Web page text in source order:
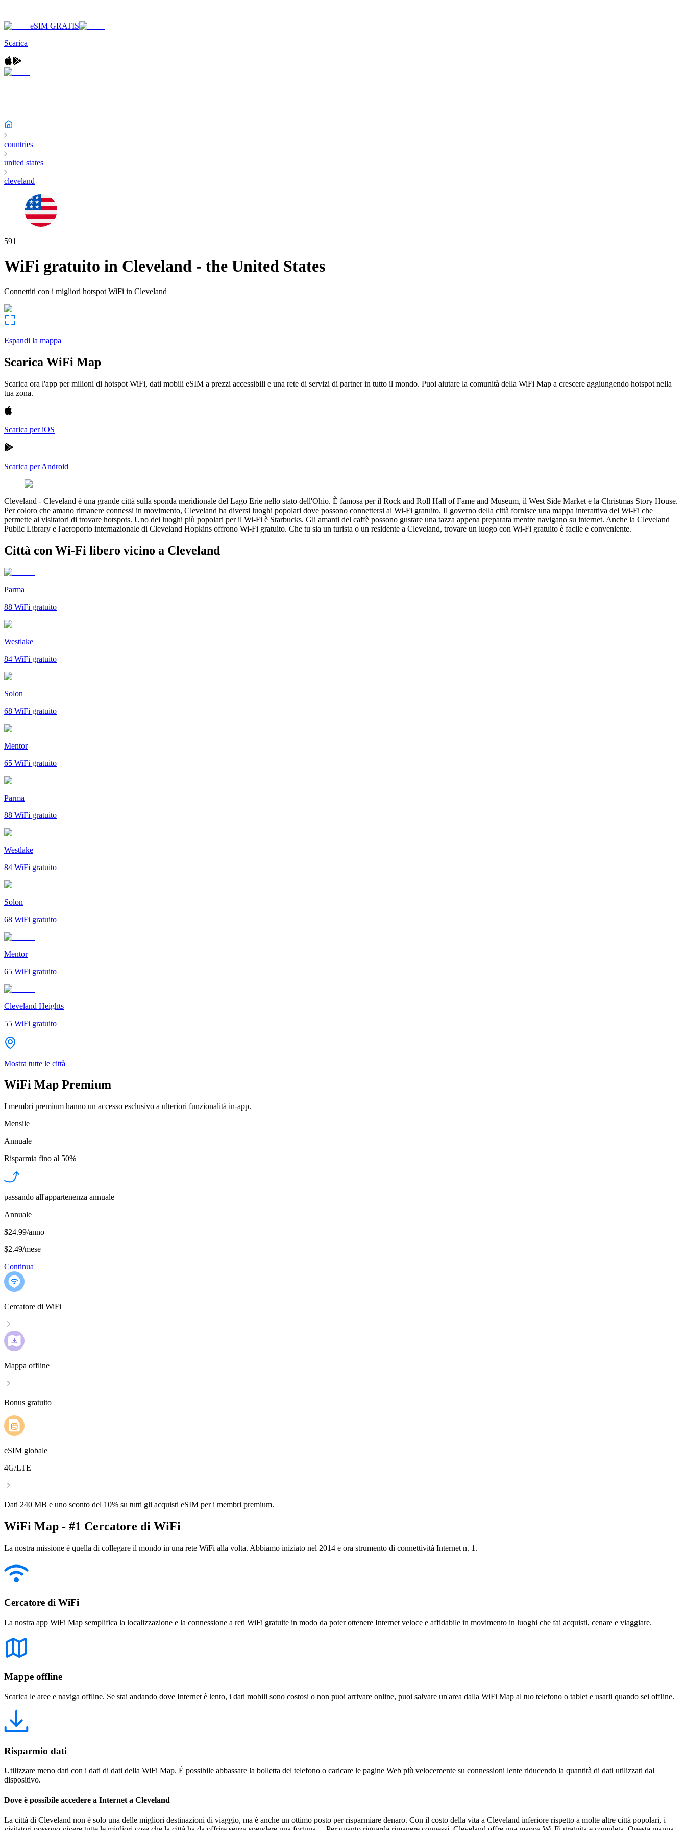
eSIM GRATIS
Scarica
countries
united states
cleveland
591
WiFi gratuito in Cleveland - the United States
Connettiti con i migliori hotspot WiFi in Cleveland
Espandi la mappa
Scarica WiFi Map
Scarica ora l'app per milioni di hotspot WiFi, dati mobili eSIM a prezzi accessibili e una rete di servizi di partner in tutto il mondo. Puoi aiutare la comunità della WiFi Map a crescere aggiungendo hotspot nella
tua zona.
Scarica per iOS
Scarica per Android
Cleveland - Cleveland è una grande città sulla sponda meridionale del Lago Erie nello stato dell'Ohio. È famosa per il Rock and Roll Hall of Fame and Museum, il West Side Market e la Christmas Story House.
Per coloro che amano rimanere connessi in movimento, Cleveland ha diversi luoghi popolari dove possono connettersi al Wi-Fi gratuito. Il governo della città fornisce una mappa interattiva del Wi-Fi che
permette ai visitatori di trovare hotspots. Uno dei luoghi più popolari per il Wi-Fi è Starbucks. Gli amanti del caffè possono gustare una tazza appena preparata mentre navigano su internet. Anche la Cleveland
Public Library e l'aeroporto internazionale di Cleveland Hopkins offrono Wi-Fi gratuito. Che tu sia un turista o un residente a Cleveland, trovare un luogo con Wi-Fi gratuito è facile e conveniente.
Città con Wi-Fi libero vicino a Cleveland
Parma
88 WiFi gratuito
Westlake
84 WiFi gratuito
Solon
68 WiFi gratuito
Mentor
65 WiFi gratuito
Parma
88 WiFi gratuito
Westlake
84 WiFi gratuito
Solon
68 WiFi gratuito
Mentor
65 WiFi gratuito
Cleveland Heights
55 WiFi gratuito
Mostra tutte le città
WiFi Map Premium
I membri premium hanno un accesso esclusivo a ulteriori funzionalità in-app.
Mensile
Annuale
Risparmia fino al 50%
passando all'appartenenza annuale
Annuale
$24.99/anno
$2.49/mese
Continua
Cercatore di WiFi
Mappa offline
Bonus gratuito
eSIM globale
4G/LTE
Dati 240 MB e uno sconto del 10% su tutti gli acquisti eSIM per i membri premium.
WiFi Map - #1 Cercatore di WiFi
La nostra missione è quella di collegare il mondo in una rete WiFi alla volta. Abbiamo iniziato nel 2014 e ora strumento di connettività Internet n. 1.
Cercatore di WiFi
La nostra app WiFi Map semplifica la localizzazione e la connessione a reti WiFi gratuite in modo da poter ottenere Internet veloce e affidabile in movimento in luoghi che fai acquisti, cenare e viaggiare.
Mappe offline
Scarica le aree e naviga offline. Se stai andando dove Internet è lento, i dati mobili sono costosi o non puoi arrivare online, puoi salvare un'area dalla WiFi Map al tuo telefono o tablet e usarli quando sei offline.
Risparmio dati
Utilizzare meno dati con i dati di dati della WiFi Map. È possibile abbassare la bolletta del telefono o caricare le pagine Web più velocemente su connessioni lente riducendo la quantità di dati utilizzati dal
dispositivo.
Dove è possibile accedere a Internet a Cleveland
La città di Cleveland non è solo una delle migliori destinazioni di viaggio, ma è anche un ottimo posto per risparmiare denaro. Con il costo della vita a Cleveland inferiore rispetto a molte altre città popolari, i